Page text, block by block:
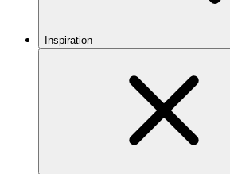
Inspiration